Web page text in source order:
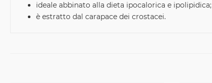
ideale abbinato alla dieta ipocalorica e ipolipidica;
è estratto dal carapace dei crostacei.